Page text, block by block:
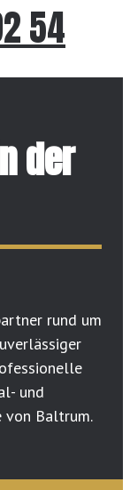
54
der
rund um
und
von Baltrum.